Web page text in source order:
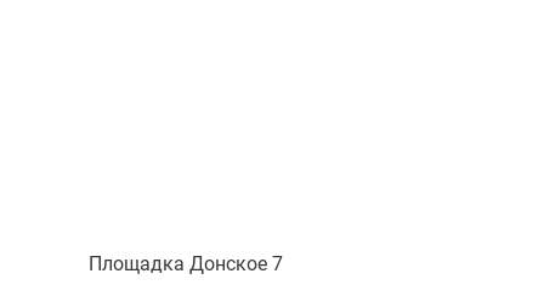
Площадка Донское 7